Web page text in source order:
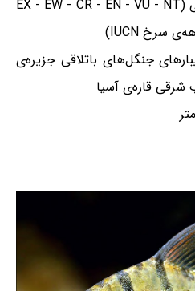
گونه‌ی با کم‌ترین نگرانی (EX - EW - CR - EN - VU - NT
جنگل‌های باتلاقی جزیره‌ی
شرقی قاره‌ی آسیا